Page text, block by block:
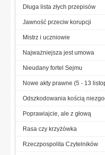
Długa lista złych przepisów
Jawność przeciw korupcji
Mistrz i uczniowie
Najważniejsza jest umowa
Nieudany fortel Sejmu
Nowe akty prawne (5 - 13
Odszkodowania kością
Poprawiajcie, ale z głową
Rasa czy krzyżówka
Rzeczpospolita Czytelników